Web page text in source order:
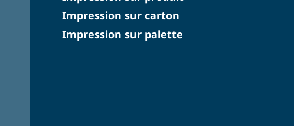
Impression sur carton
Impression sur palette